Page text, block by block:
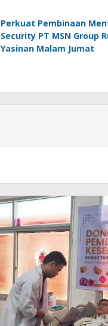
Perkuat Pembinaan
Security PT MSN Group
Yasinan Malam Jumat